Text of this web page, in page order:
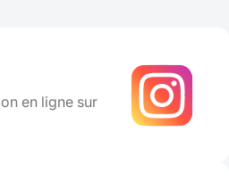
en ligne sur